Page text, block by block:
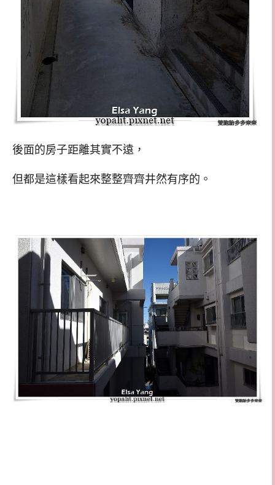
後面的房子距離其實不遠，
但都是這樣看起來整整齊齊井然有序的。